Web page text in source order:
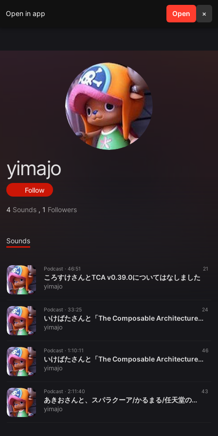
Open in app Open ×
search menu
yimajo
Follow
4 Sounds , 1 Followers
Sounds
Podcast · 46:51 21
ころすけさんとTCA v0.39.0についてはなしました
yimajo
Podcast · 33:25 24
いけばたさんと「The Composable Architectureで作ったアプリを申請したぜ！」などについて話しました[後半]
yimajo
Podcast · 1:10:11 46
いけばたさんと「The Composable Architectureで作ったアプリを申請したぜ！」などについて話しました[前半]
yimajo
Podcast · 2:11:40 43
あきおさんと、スパラクーア/かるまる/任天堂のゲーム/ComposableArchitecture/RxSwiftについて話しました
yimajo